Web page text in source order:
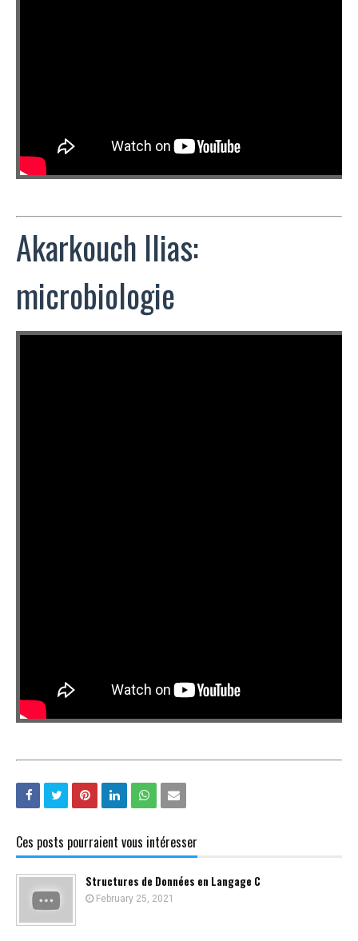
Akarkouch Ilias:
microbiologie
Ces posts pourraient vous intéresser
Structures de Données en Langage C
February 25, 2021